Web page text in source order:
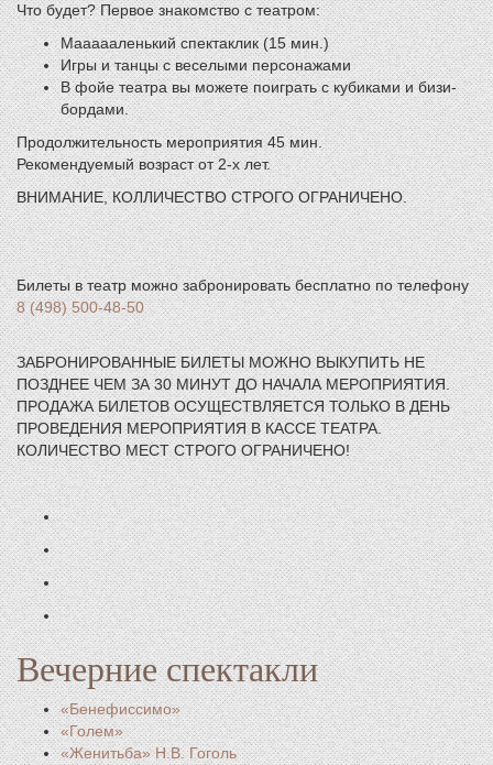
Что будет? Первое знакомство с театром:
Маааааленький спектаклик (15 мин.)
Игры и танцы с веселыми персонажами
В фойе театра вы можете поиграть с кубиками и бизи-
бордами.
Продолжительность мероприятия 45 мин.
Рекомендуемый возраст от 2-х лет.
ВНИМАНИЕ, КОЛЛИЧЕСТВО СТРОГО ОГРАНИЧЕНО.
Билеты в театр можно забронировать бесплатно по телефону
8 (498) 500-48-50
ЗАБРОНИРОВАННЫЕ БИЛЕТЫ МОЖНО ВЫКУПИТЬ НЕ
ПОЗДНЕЕ ЧЕМ ЗА 30 МИНУТ ДО НАЧАЛА МЕРОПРИЯТИЯ.
ПРОДАЖА БИЛЕТОВ ОСУЩЕСТВЛЯЕТСЯ ТОЛЬКО В ДЕНЬ
ПРОВЕДЕНИЯ МЕРОПРИЯТИЯ В КАССЕ ТЕАТРА.
КОЛИЧЕСТВО МЕСТ СТРОГО ОГРАНИЧЕНО!
Вечерние спектакли
«Бенефиссимо»
«Голем»
«Женитьба» Н.В. Гоголь